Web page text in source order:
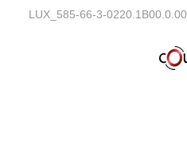
LUX_585-66-3-
Značka: